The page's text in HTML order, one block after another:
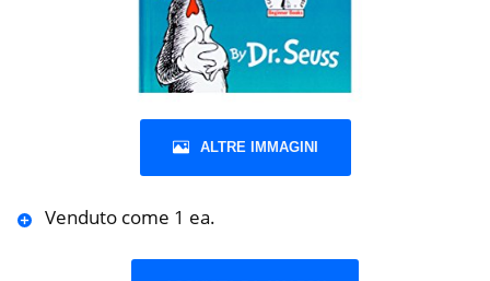
ALTRE IMMAGINI
Venduto come 1 ea.